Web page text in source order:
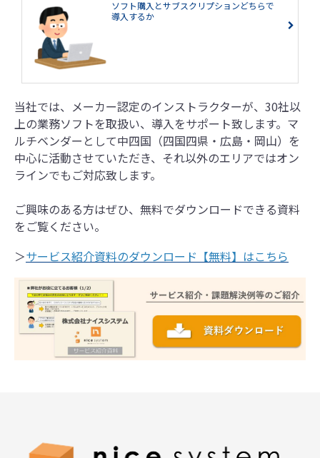
ソフト購入とサブスクリプションどちらで
導入するか
当社では、メーカー認定のインストラクターが、30社以
上の業務ソフトを取扱い、導入をサポート致します。マ
ルチベンダーとして中四国（四国四県・広島・岡山）を
中心に活動させていただき、それ以外のエリアではオン
ラインでもご対応致します。
ご興味のある方はぜひ、無料でダウンロードできる資料
をご覧ください。
＞サービス紹介資料のダウンロード【無料】はこちら